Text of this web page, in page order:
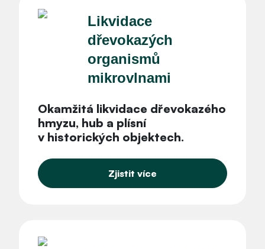
Likvidace
dřevokazých
organismů
mikrovlnami
Okamžitá likvidace dřevokazého
hmyzu, hub a plísní
v historických objektech.
Zjistit více